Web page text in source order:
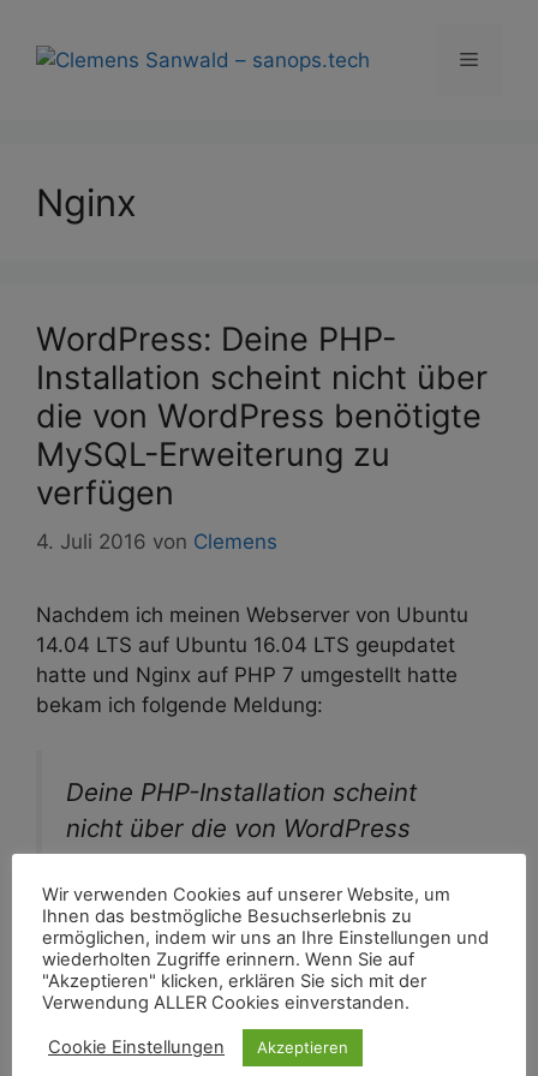
Inhalt
springen
Menü
Nginx
WordPress: Deine PHP-
Installation scheint nicht über
die von WordPress benötigte
MySQL-Erweiterung zu
verfügen
4. Juli 2016 von Clemens
Nachdem ich meinen Webserver von Ubuntu
14.04 LTS auf Ubuntu 16.04 LTS geupdatet
hatte und Nginx auf PHP 7 umgestellt hatte
bekam ich folgende Meldung:
Deine PHP-Installation scheint
nicht über die von WordPress
benötigte MySQL-Erweiterung zu
verfügen
Weiterlesen
Kategorien
Ubuntu
Wir verwenden Cookies auf unserer Website, um
Ihnen das bestmögliche Besuchserlebnis zu
ermöglichen, indem wir uns an Ihre Einstellungen und
wiederholten Zugriffe erinnern. Wenn Sie auf
"Akzeptieren" klicken, erklären Sie sich mit der
Verwendung ALLER Cookies einverstanden.
Cookie Einstellungen Akzeptieren